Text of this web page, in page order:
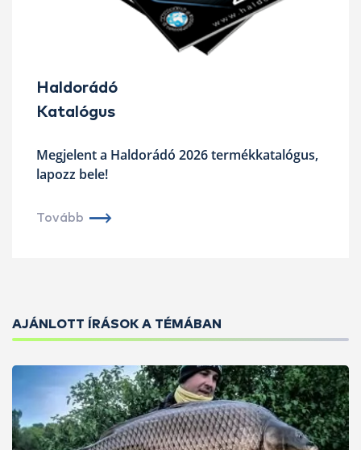
Haldorádó
Katalógus
Megjelent a Haldorádó 2026 termékkatalógus,
lapozz bele!
Tovább
AJÁNLOTT ÍRÁSOK A TÉMÁBAN